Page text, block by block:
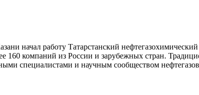
начал работу Татарстанский
160 компаний из России и зарубежных стран.
специалистами и научным сообществом